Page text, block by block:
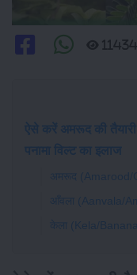
11434
ऐसे करें अमरूद की
पनामा विल्ट का इलाज
अमरूद (Amarood/
आँवला (Aanvala/
केला (Kela/